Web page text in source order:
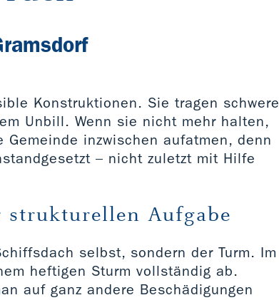
Konstruktionen. Sie tragen schwere
Unbill. Wenn sie nicht mehr halten,
inzwischen aufatmen, denn
– nicht zuletzt mit Hilfe
strukturellen Aufgabe
selbst, sondern der Turm. Im
heftigen Sturm vollständig ab.
auf ganz andere Beschädigungen